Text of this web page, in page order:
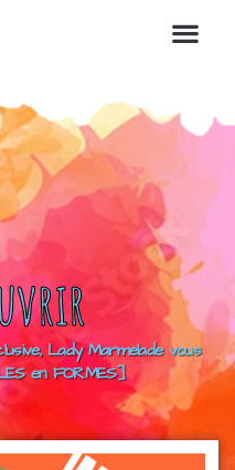
Lady Marmelade vous
en FORMES]